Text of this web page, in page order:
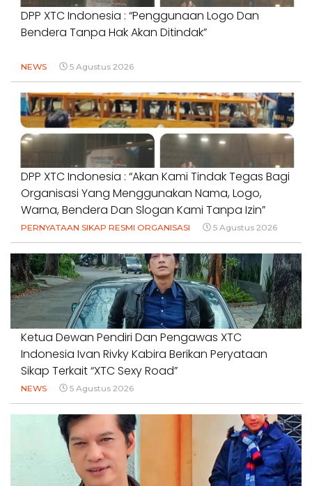
DPP XTC Indonesia : “Penggunaan Logo Dan
Bendera Tanpa Hak Akan Ditindak”
NEWS 5 Agustus 2026
DPP XTC Indonesia : “Akan Kami Tindak Tegas Bagi
Organisasi Yang Menggunakan Nama, Logo,
Warna, Bendera Dan Slogan Kami Tanpa Izin”
PERNYATAAN SIKAP RESMI ORGANISASI 5 Agustus 2026
Ketua Dewan Pendiri Dan Pengawas XTC
Indonesia Ivan Rivky Kabira Berikan Peryataan
Sikap Terkait “XTC Sexy Road”
NEWS 5 Agustus 2026